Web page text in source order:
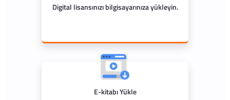
Digital lisansınızı bilgisayarınıza yükleyin.
E-kitabı Yükle